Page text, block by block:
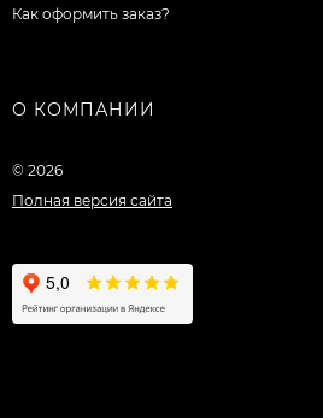
Как оформить заказ?
О КОМПАНИИ
© 2026
Полная версия сайта